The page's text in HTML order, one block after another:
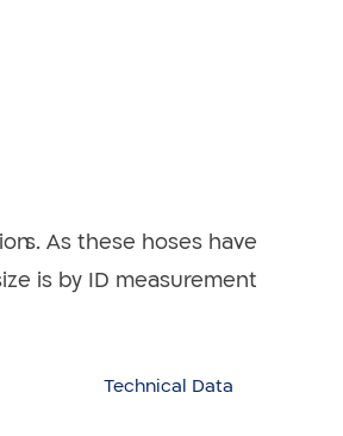
As these hoses have
is by ID measurement.
Technical Data